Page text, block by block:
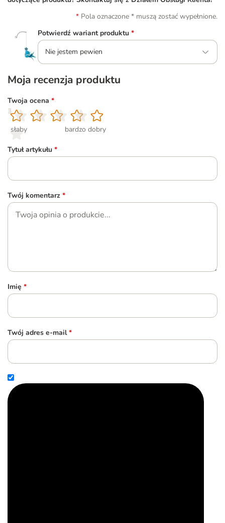
Pola oznaczone * muszą zostać wypełnione.
Potwierdź wariant produktu *
Nie jestem pewien
Moja recenzja produktu
Twoja ocena *
1
słaby
2
3
4
5
bardzo dobry
Tytuł artykułu *
Twój komentarz *
Imię *
Twój adres e-mail *